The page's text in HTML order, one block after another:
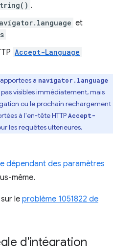
.
et
Accept-Language
à navigator.language
visibles immédiatement, mais
ou le prochain rechargement
à l'en-tête HTTPAccept-
les requêtes ultérieures.
dépendant des paramètres
même.
le problème 1051822 de
d'intégration